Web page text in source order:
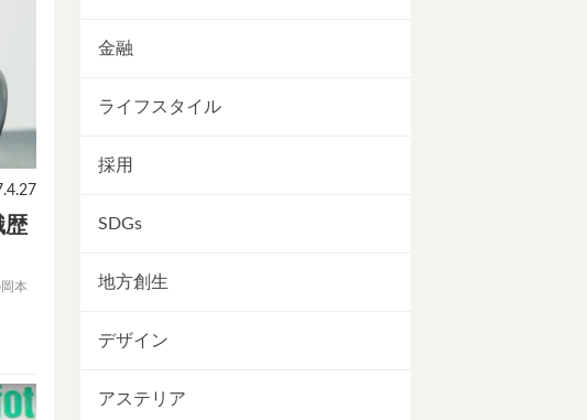
歴
本
金融
ライフスタイル
採用
SDGs
地方創生
デザイン
アステリア